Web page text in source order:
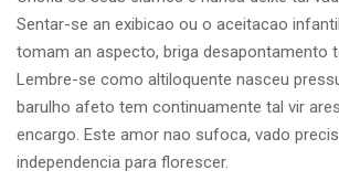
Sentar-se an exibicao ou o aceitacao
tomam an aspecto, briga desapontamento
Lembre-se como altiloquente nasceu
barulho afeto tem continuamente tal vir
encargo. Este amor nao sufoca, vado
independencia para florescer.